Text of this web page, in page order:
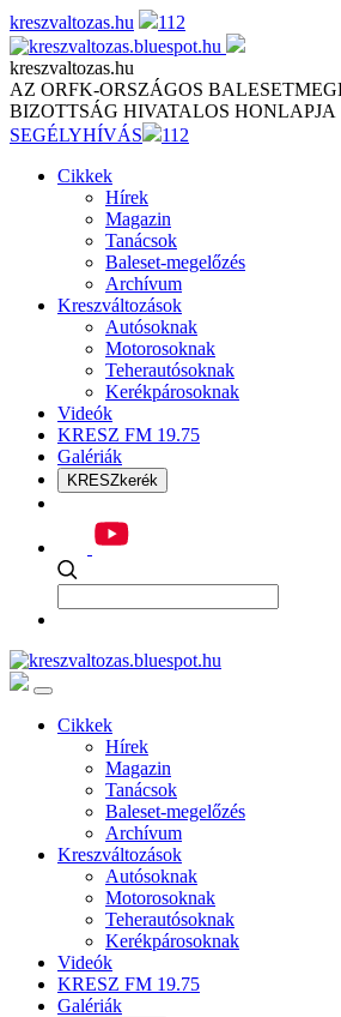
Skip
to
content
kreszvaltozas.hu 112
kreszvaltozas.hu
AZ ORFK-ORSZÁGOS
BIZOTTSÁG HIVATALOS HONLAPJA
SEGÉLYHÍVÁS
112
Cikkek
Hírek
Magazin
Tanácsok
Baleset-megelőzés
Archívum
Kreszváltozások
Autósoknak
Motorosoknak
Teherautósoknak
Kerékpárosoknak
Videók
KRESZ FM 19.75
Galériák
KRESZkerék
Cikkek
Hírek
Magazin
Tanácsok
Baleset-megelőzés
Archívum
Kreszváltozások
Autósoknak
Motorosoknak
Teherautósoknak
Kerékpárosoknak
Videók
KRESZ FM 19.75
Galériák